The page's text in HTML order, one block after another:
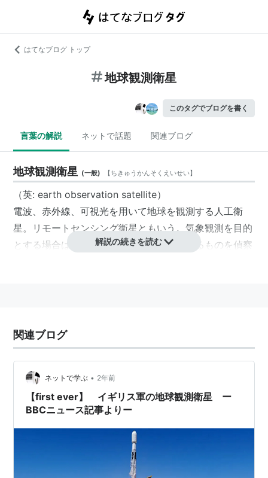
はてなブログ トップ
地球観測衛星
このタグでブログを書く
言葉の解説 ネットで話題 関連ブログ
地球観測衛星 (一般) 【ちきゅうかんそくえいせい】
（英: earth observation satellite）
電波、赤外線、可視光を用いて地球を観測する人工衛
星。リモートセンシング衛星ともいう。気象観測を目的
とする場合は
気象衛星、軍事目的で観測するものを偵察
解説の続きを読む
関連ブログ
ネットで学ぶ • 2年前
【first ever】 イギリス軍の地球観測衛星 ー
BBCニュース記事よりー